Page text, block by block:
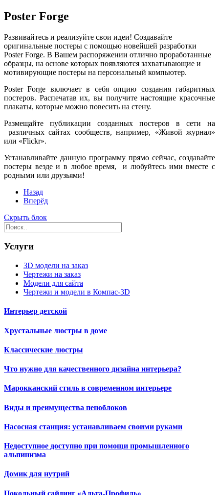
Poster Forge
Развивайтесь и реализуйте свои идеи! Создавайте
оригинальные постеры с помощью новейшей разработки
Poster Forge. В Вашем распоряжении отлично проработанные
образцы, на основе которых появляются захватывающие и
мотивирующие постеры на персональный компьютер.
Poster Forge включает в себя опцию создания габаритных
постеров. Распечатав их, вы получите настоящие красочные
плакаты, которые можно повесить на стену.
Размещайте публикации созданных постеров в сети на
различных сайтах сообществ, например, «Живой журнал»
или «Flickr».
Устанавливайте данную программу прямо сейчас, создавайте
постеры везде и в любое время, и любуйтесь ими вместе с
родными или друзьями!
Назад
Вперёд
Скрыть блок
Услуги
3D модели на заказ
Чертежи на заказ
Модели для сайта
Чертежи и модели в Компас-3D
Интерьер детской
Хрустальные люстры в доме
Классические люстры
Что нужно для качественного дизайна интерьера?
Марокканский стиль в современном интерьере
Виды и преимущества пеноблоков
Насосная станция: устанавливаем своими руками
Недоступное доступно при помощи промышленного
альпинизма
Домик для нутрий
Цокольный сайдинг «Альта-Профиль»